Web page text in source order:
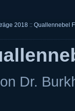
2018 :: Quallennebel
Dr.